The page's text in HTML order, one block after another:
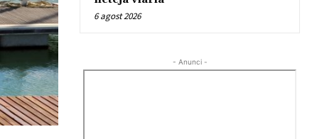
6 agost 2026
- Anunci -